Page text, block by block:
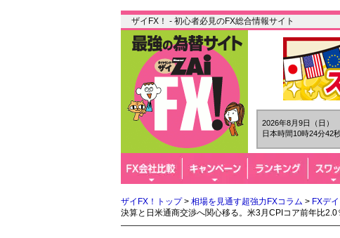
ザイFX！ - 初心者必見のFX総合情報サイト
2026年8月9日（日）
日本時間10時24分43
ザイFX！トップ> 相場を見通す超強力FXコラム > FXデ
決算と日米通商交渉へ関心移る。米3月CPIコア前年比2.0